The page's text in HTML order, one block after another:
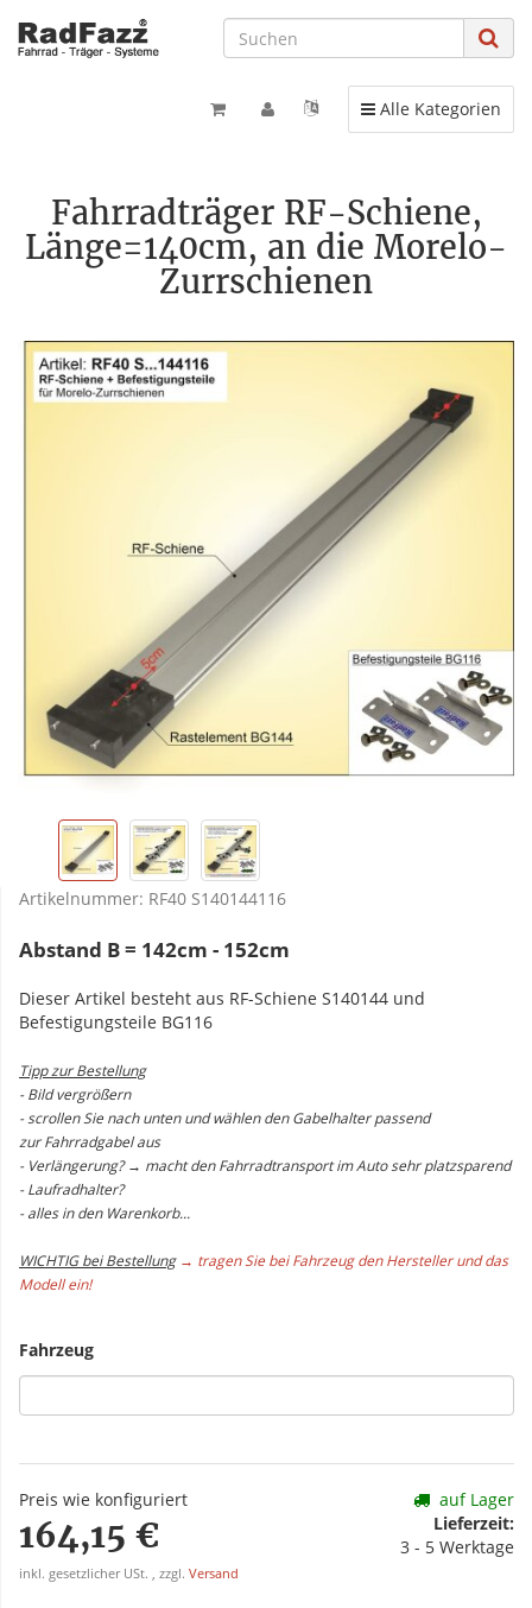
Toggle navigation
Alle Kategorien
Fahrradträger RF-Schiene,
Länge=140cm, an die Morelo-
Zurrschienen
Artikelnummer: RF40 S140144116
Abstand B = 142cm - 152cm
Dieser Artikel besteht aus RF-Schiene S140144 und
Befestigungsteile BG116
Tipp zur Bestellung
- Bild vergrößern
- scrollen Sie nach unten und wählen den Gabelhalter passend
zur Fahrradgabel aus
- Verlängerung? → macht den Fahrradtransport im Auto sehr platzsparend
- Laufradhalter?
- alles in den Warenkorb...
WICHTIG bei Bestellung → tragen Sie bei Fahrzeug den Hersteller und das
Modell ein!
Fahrzeug
Preis wie konfiguriert
164,15 €
inkl. gesetzlicher USt. , zzgl. Versand
auf Lager
Lieferzeit:
3 - 5 Werktage